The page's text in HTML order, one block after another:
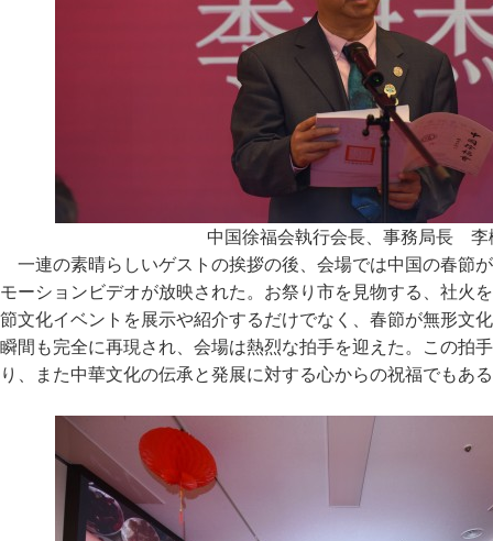
中国徐福会執行会長、事務局長 李
一連の素晴らしいゲストの挨拶の後、会場では中国の春節
モーションビデオが放映された。お祭り市を見物する、社火
節文化イベントを展示や紹介するだけでなく、春節が無形文
瞬間も完全に再現され、会場は熱烈な拍手を迎えた。この拍
り、また中華文化の伝承と発展に対する心からの祝福でもあ